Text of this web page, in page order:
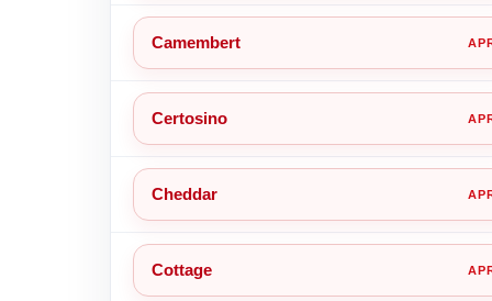
Camembert
Certosino
Cheddar
Cottage